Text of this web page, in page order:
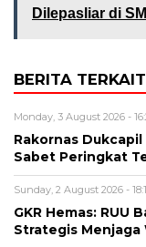
Dilepasliar di
BERITA TERKAIT
Monday, 3 August 2026 -
Rakornas
Sabet Peringkat
Sunday, 2 August 2026 -
GKR Hemas: RUU
Strategis Menjaga